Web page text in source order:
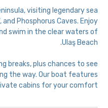
visiting legendary sea
Phosphorus Caves. Enjoy
swim in the clear waters of
Ulaş Beach.
breaks, plus chances to see
the way. Our boat features
cabins for your comfort.